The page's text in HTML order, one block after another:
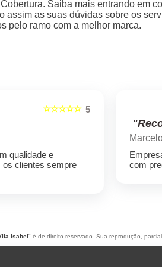
Saiba mais entrando em
assim as suas dúvidas sobre os
pelo ramo com a melhor marca.
5
☆☆☆☆☆
alta qualidade,
com a qualidade.
Isabel" é de direito reservado. Sua reprodução,